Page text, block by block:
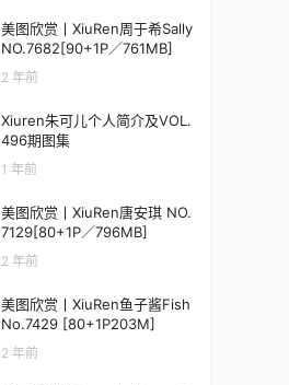
美图欣赏丨XiuRen周于希Sally
NO.7682[90+1P／761MB]
2 年前
Xiuren朱可儿个人简介及VOL.
496期图集
1 年前
美图欣赏丨XiuRen唐安琪 NO.
7129[80+1P／796MB]
2 年前
美图欣赏丨XiuRen鱼子酱Fish
No.7429 [80+1P203M]
2 年前